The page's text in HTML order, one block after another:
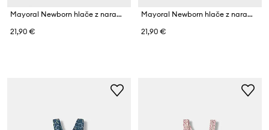
Mayoral Newborn hlače z naramnicami za dojenčke z bombažem
21,90 €
Mayoral Newborn hlače z naramnicami (z nogicami) za dojenčke z bombažem
21,90 €